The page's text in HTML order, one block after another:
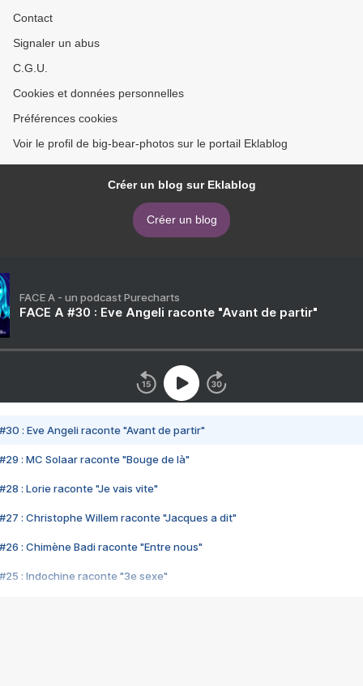
Contact
Signaler un abus
C.G.U.
Cookies et données personnelles
Préférences cookies
Voir le profil de big-bear-photos sur le portail Eklablog
Créer un blog sur Eklablog
Créer un blog
FACE A - un podcast Purecharts
FACE A #30 : Eve Angeli raconte "Avant de partir"
#30 : Eve Angeli raconte "Avant de partir"
#29 : MC Solaar raconte "Bouge de là"
#28 : Lorie raconte "Je vais vite"
#27 : Christophe Willem raconte "Jacques a dit"
#26 : Chimène Badi raconte "Entre nous"
#25 : Indochine raconte "3e sexe"